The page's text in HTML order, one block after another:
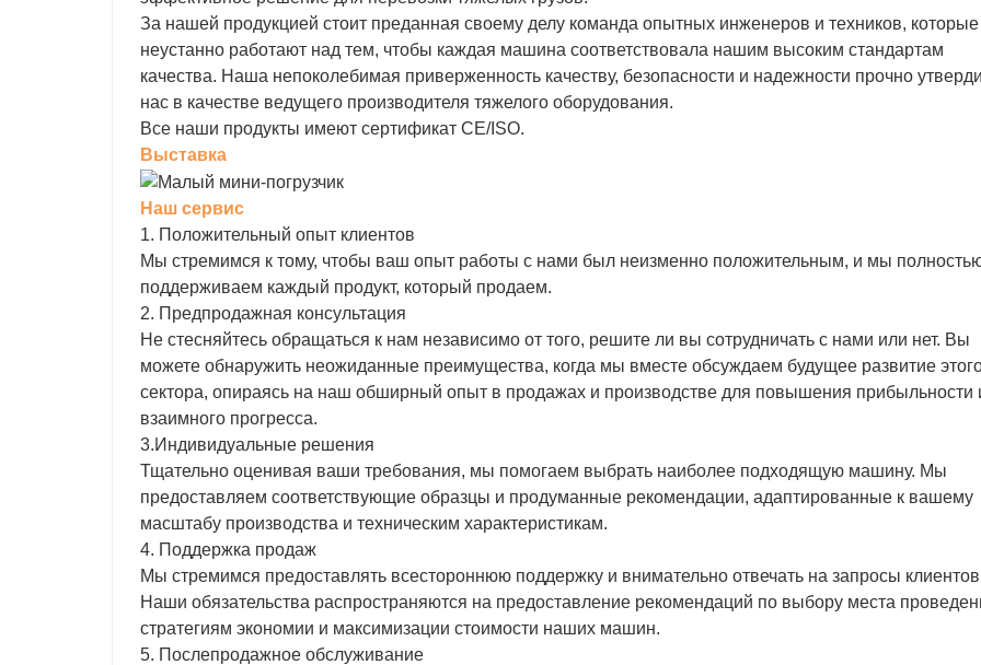
За нашей продукцией стоит преданная своему делу команда опытных инженеров и техников, которые
неустанно работают над тем, чтобы каждая машина соответствовала нашим высоким стандартам
качества. Наша непоколебимая приверженность качеству, безопасности и надежности прочно
нас в качестве ведущего производителя тяжелого оборудования.
Все наши продукты имеют сертификат CE/ISO.
Выставка
Наш сервис
1. Положительный опыт клиентов
Мы стремимся к тому, чтобы ваш опыт работы с нами был неизменно положительным, и мы
поддерживаем каждый продукт, который продаем.
2. Предпродажная консультация
Не стесняйтесь обращаться к нам независимо от того, решите ли вы сотрудничать с нами или нет. Вы
можете обнаружить неожиданные преимущества, когда мы вместе обсуждаем будущее развитие
сектора, опираясь на наш обширный опыт в продажах и производстве для повышения прибыльности
взаимного прогресса.
3.Индивидуальные решения
Тщательно оценивая ваши требования, мы помогаем выбрать наиболее подходящую машину. Мы
предоставляем соответствующие образцы и продуманные рекомендации, адаптированные к вашему
масштабу производства и техническим характеристикам.
4. Поддержка продаж
Мы стремимся предоставлять всестороннюю поддержку и внимательно отвечать на запросы
Наши обязательства распространяются на предоставление рекомендаций по выбору места
стратегиям экономии и максимизации стоимости наших машин.
5. Послепродажное обслуживание